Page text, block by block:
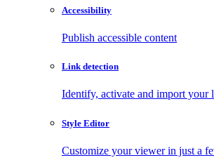
Accessibility
Publish accessible content
Link detection
Identify, activate and import your
Style Editor
Customize your viewer in just a